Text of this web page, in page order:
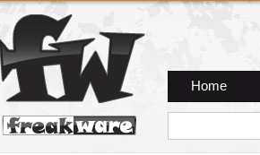
Home